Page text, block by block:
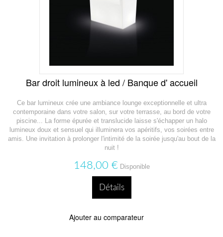
Bar droit lumineux à led / Banque d' accueil
Ce bar lumineux crée une ambiance lounge exceptionnelle et ultra
contemporaine dans votre salon, sur votre terrasse, au bord de votre
piscine... La forme épurée et translucide laisse s'échapper un halo
lumineux doux et sensuel qui illuminera vos apéritifs, vos soirées entre
amis. Une invitation à prolonger l'intimité de la soirée jusqu'au bout de la
nuit !
148,00 € Disponible
Détails
Ajouter au comparateur